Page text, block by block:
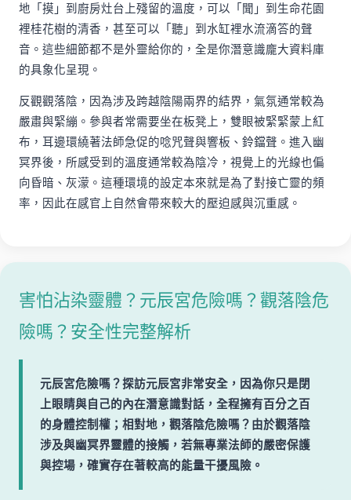
地「摸」到廚房灶台上殘留的溫度，可以「聞」到生命花園
裡桂花樹的清香，甚至可以「聽」到水缸裡水流滴答的聲
音。這些細節都不是外靈給你的，全是你潛意識龐大資料庫
的具象化呈現。
反觀觀落陰，因為涉及跨越陰陽兩界的結界，氣氛通常較為
嚴肅與緊繃。參與者常需要坐在板凳上，雙眼被緊緊蒙上紅
布，耳邊環繞著法師急促的唸咒聲與響板、鈴鐺聲。進入幽
冥界後，所感受到的溫度通常較為陰冷，視覺上的光線也偏
向昏暗、灰濛。這種環境的設定本來就是為了對接亡靈的頻
率，因此在感官上自然會帶來較大的壓迫感與沉重感。
害怕沾染靈體？元辰宮危險嗎？觀落陰危
險嗎？安全性完整解析
元辰宮危險嗎？探訪元辰宮非常安全，因為你只是閉
上眼睛與自己的內在潛意識對話，全程擁有百分之百
的身體控制權；相對地，觀落陰危險嗎？由於觀落陰
涉及與幽冥界靈體的接觸，若無專業法師的嚴密保護
與控場，確實存在著較高的能量干擾風險。